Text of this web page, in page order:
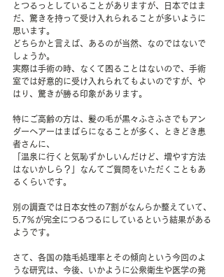
とつるっとしていることがありますが、日本ではま
だ、驚きを持って受け入れられることが多いように
思います。
どちらかと言えば、あるのが当然、なのではないで
しょうか。
実際は手術の時、なくて困ることはないので、手術
室では好意的に受け入れられてもよいのですが、や
はり、驚きが勝る印象があります。
特にご高齢の方は、髪の毛が黒々ふさふさでもアン
ダーヘアーはまばらになることが多く、ときどき患
者さんに、
「温泉に行くと気恥ずかしいんだけど、増やす方法
はないかしら？」なんてご質問をいただくこともあ
るくらいです。
別の調査では日本女性の7割がなんらか整えていて、
5.7％が完全につるつるにしているという結果がある
ようです。
さて、各国の陰毛処理率とその傾向という今回のよ
うな研究は、今後、いかように公衆衛生や医学の発